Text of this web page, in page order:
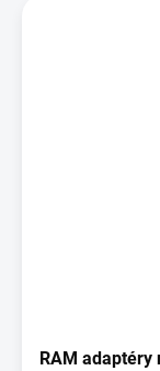
RAM adaptéry